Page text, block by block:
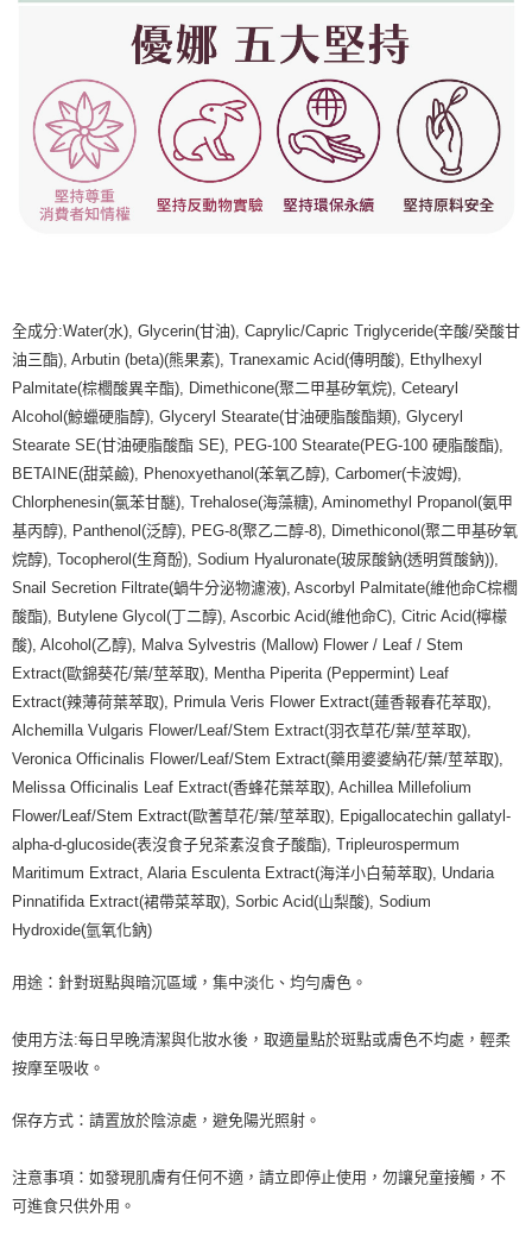
全成分:Water(水), Glycerin(甘油), Caprylic/Capric Triglyceride(辛酸/癸酸甘
油三酯), Arbutin (beta)(熊果素), Tranexamic Acid(傳明酸), Ethylhexyl
Palmitate(棕櫚酸異辛酯), Dimethicone(聚二甲基矽氧烷), Cetearyl
Alcohol(鯨蠟硬脂醇), Glyceryl Stearate(甘油硬脂酸酯類), Glyceryl
Stearate SE(甘油硬脂酸酯 SE), PEG-100 Stearate(PEG-100 硬脂酸酯),
BETAINE(甜菜鹼), Phenoxyethanol(苯氧乙醇), Carbomer(卡波姆),
Chlorphenesin(氯苯甘醚), Trehalose(海藻糖), Aminomethyl Propanol(氨甲
基丙醇), Panthenol(泛醇), PEG-8(聚乙二醇-8), Dimethiconol(聚二甲基矽氧
烷醇), Tocopherol(生育酚), Sodium Hyaluronate(玻尿酸鈉(透明質酸鈉)),
Snail Secretion Filtrate(蝸牛分泌物濾液), Ascorbyl Palmitate(維他命C棕櫚
酸酯), Butylene Glycol(丁二醇), Ascorbic Acid(維他命C), Citric Acid(檸檬
酸), Alcohol(乙醇), Malva Sylvestris (Mallow) Flower / Leaf / Stem
Extract(歐錦葵花/葉/莖萃取), Mentha Piperita (Peppermint) Leaf
Extract(辣薄荷葉萃取), Primula Veris Flower Extract(蓮香報春花萃取),
Alchemilla Vulgaris Flower/Leaf/Stem Extract(羽衣草花/葉/莖萃取),
Veronica Officinalis Flower/Leaf/Stem Extract(藥用婆婆納花/葉/莖萃取),
Melissa Officinalis Leaf Extract(香蜂花葉萃取), Achillea Millefolium
Flower/Leaf/Stem Extract(歐蓍草花/葉/莖萃取), Epigallocatechin gallatyl-
alpha-d-glucoside(表沒食子兒茶素沒食子酸酯), Tripleurospermum
Maritimum Extract, Alaria Esculenta Extract(海洋小白菊萃取), Undaria
Pinnatifida Extract(裙帶菜萃取), Sorbic Acid(山梨酸), Sodium
Hydroxide(氫氧化鈉)
用途：針對斑點與暗沉區域，集中淡化、均勻膚色。
使用方法:每日早晚清潔與化妝水後，取適量點於斑點或膚色不均處，輕柔
按摩至吸收。
保存方式：請置放於陰涼處，避免陽光照射。
注意事項：如發現肌膚有任何不適，請立即停止使用，勿讓兒童接觸，不
可進食只供外用。